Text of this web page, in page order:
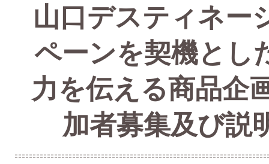
山口デスティネー
ペーンを契機とし
力を伝える商品企
加者募集及び説